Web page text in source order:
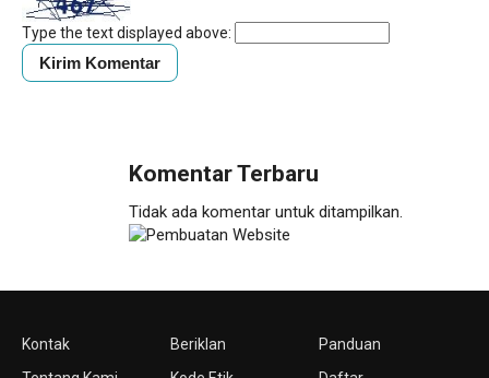
Type the text displayed above:
Komentar Terbaru
Tidak ada komentar untuk ditampilkan.
Kontak
Beriklan
Panduan